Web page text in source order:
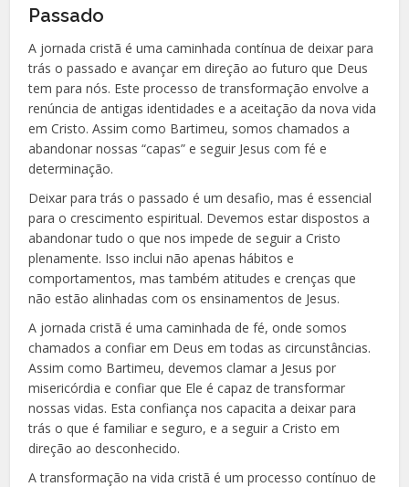
Passado
A jornada cristã é uma caminhada contínua de deixar para
trás o passado e avançar em direção ao futuro que Deus
tem para nós. Este processo de transformação envolve a
renúncia de antigas identidades e a aceitação da nova vida
em Cristo. Assim como Bartimeu, somos chamados a
abandonar nossas “capas” e seguir Jesus com fé e
determinação.
Deixar para trás o passado é um desafio, mas é essencial
para o crescimento espiritual. Devemos estar dispostos a
abandonar tudo o que nos impede de seguir a Cristo
plenamente. Isso inclui não apenas hábitos e
comportamentos, mas também atitudes e crenças que
não estão alinhadas com os ensinamentos de Jesus.
A jornada cristã é uma caminhada de fé, onde somos
chamados a confiar em Deus em todas as circunstâncias.
Assim como Bartimeu, devemos clamar a Jesus por
misericórdia e confiar que Ele é capaz de transformar
nossas vidas. Esta confiança nos capacita a deixar para
trás o que é familiar e seguro, e a seguir a Cristo em
direção ao desconhecido.
A transformação na vida cristã é um processo contínuo de